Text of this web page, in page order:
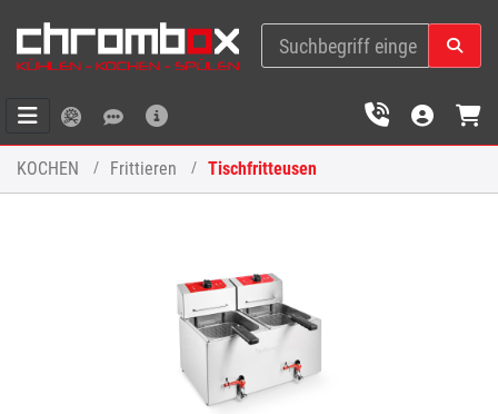
KOCHEN Frittieren Tischfritteusen